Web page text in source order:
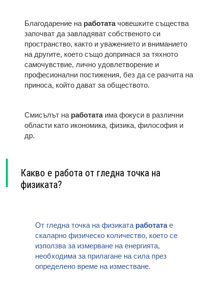
Благодарение на работатачовешките същества
започват да завладяват собственото си
пространство, както и уважението и вниманието
на другите, което също допринася за тяхното
самочувствие, лично удовлетворение и
професионални постижения, без да се разчита на
приноса, който дават за обществото.
Смисълът на работатаима фокуси в различни
области като икономика, физика, философия и
др.
Какво е работа от гледна точка на
физиката?
От гледна точка на физиката работатае
скаларно физическо количество, което се
използва за измерване на енергията,
необходима за прилагане на сила през
определено време на изместване.